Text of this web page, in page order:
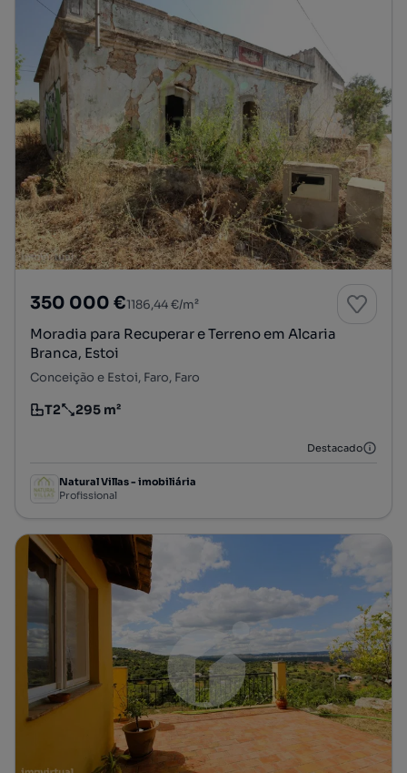
350 000 €1186,44 €/m²
Moradia para Recuperar e Terreno em Alcaria
Branca, Estoi
Conceição e Estoi, Faro, Faro
Tipologia
T2
Preço por metro quadrado
295 m²
Destacado
Natural Villas - imobiliária
Profissional